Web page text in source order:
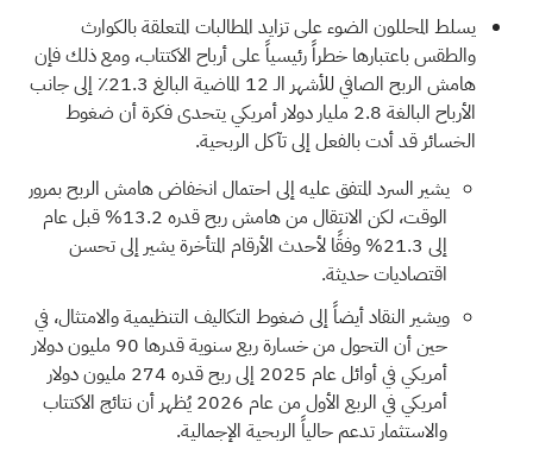
يسلط المحللون الضوء على تزايد المطالبات المتعلقة بالكوارث
والطقس باعتبارها خطراً رئيسياً على أرباح الاكتتاب، ومع ذلك فإن
هامش الربح الصافي للأشهر الـ 12 الماضية البالغ 21.3٪ إلى جانب
الأرباح البالغة 2.8 مليار دولار أمريكي يتحدى فكرة أن ضغوط
الخسائر قد أدت بالفعل إلى تآكل الربحية.
يشير السرد المتفق عليه إلى احتمال انخفاض هامش الربح بمرور
الوقت، لكن الانتقال من هامش ربح قدره 13.2% قبل عام
إلى 21.3% وفقًا لأحدث الأرقام المتأخرة يشير إلى تحسن
اقتصاديات حديثة.
ويشير النقاد أيضاً إلى ضغوط التكاليف التنظيمية والامتثال، في
حين أن التحول من خسارة ربع سنوية قدرها 90 مليون دولار
أمريكي في أوائل عام 2025 إلى ربح قدره 274 مليون دولار
أمريكي في الربع الأول من عام 2026 يُظهر أن نتائج الاكتتاب
والاستثمار تدعم حالياً الربحية الإجمالية.